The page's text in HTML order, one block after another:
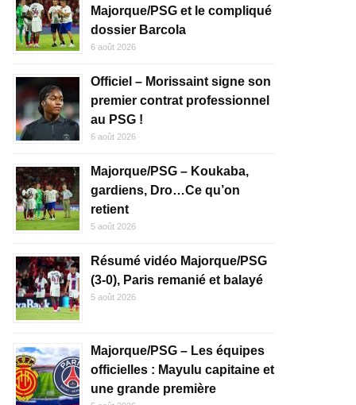
Majorque/PSG et le compliqué
dossier Barcola
6 août 2026
Officiel – Morissaint signe son
premier contrat professionnel
au PSG !
6 août 2026
Majorque/PSG – Koukaba,
gardiens, Dro…Ce qu’on
retient
5 août 2026
Résumé vidéo Majorque/PSG
(3-0), Paris remanié et balayé
5 août 2026
Majorque/PSG – Les équipes
officielles : Mayulu capitaine et
une grande première